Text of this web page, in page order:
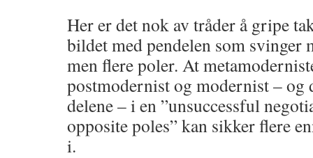
Her er det nok av tråder å gripe
bildet med pendelen som svinger
men flere poler. At
postmodernist og modernist – og
delene – i en ”unsuccessful
opposite poles” kan sikker flere
i.